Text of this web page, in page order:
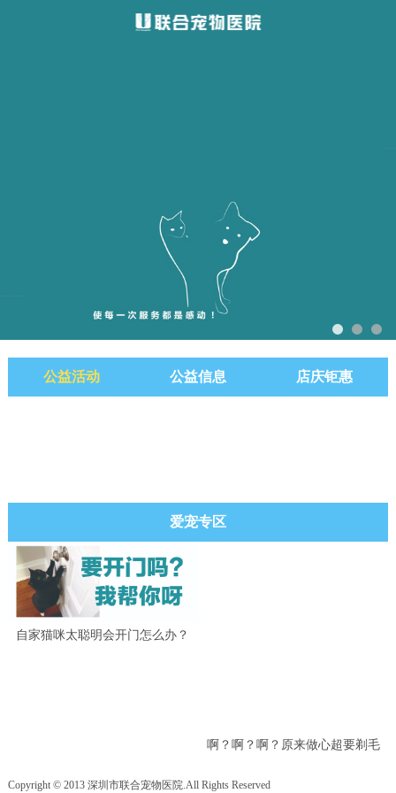
公益活动 公益信息 店庆钜惠
爱宠专区
自家猫咪太聪明会开门怎么办？
啊？啊？啊？原来做心超要剃毛
Copyright © 2013 深圳市联合宠物医院.All Rights Reserved